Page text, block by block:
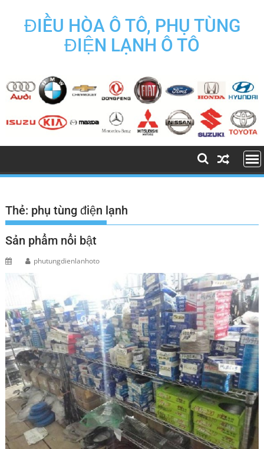
contentĐIỀU HÒA Ô TÔ, PHỤ TÙNG
ĐIỆN LẠNH Ô TÔ
Thẻ: phụ tùng điện lạnh
Sản phẩm nổi bật
phutungdienlanhoto